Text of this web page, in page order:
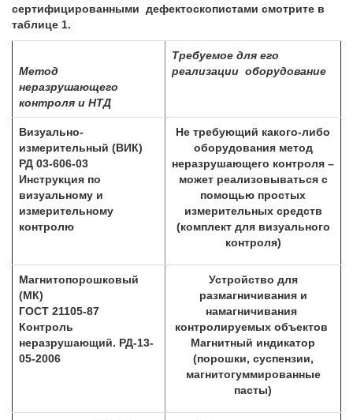
сертифицированными дефектоскопистами смотрите в
таблице 1.
Метод
неразрушающего
контроля и НТД
Требуемое для его
реализации оборудование
Визуально-
измерительный (ВИК)
РД 03-606-03
Инструкция по
визуальному и
измерительному
контролю
Не требующий какого-либо
оборудования метод
неразрушающего контроля –
может реализовываться с
помощью простых
измерительных средств
(комплект для визуального
контроля)
Магнитопорошковый
(МК)
ГОСТ 21105-87
Контроль
неразрушающий. РД-13-
05-2006
Устройство для
размагничивания и
намагничивания
контролируемых объектов
Магнитный индикатор
(порошки, суспензии,
магнитогуммированные
пасты)